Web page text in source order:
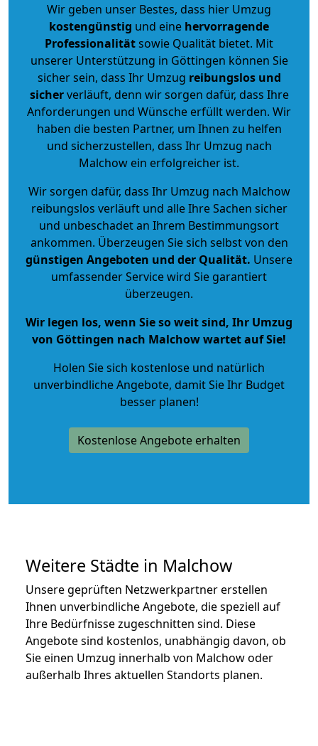
Wir geben unser Bestes, dass hier Umzug
kostengünstig und eine hervorragende
Professionalitätsowie Qualität bietet. Mit
unserer Unterstützung in Göttingen können Sie
sicher sein, dass Ihr Umzug reibungslos und
sicherverläuft, denn wir sorgen dafür, dass Ihre
Anforderungen und Wünsche erfüllt werden. Wir
haben die besten Partner, um Ihnen zu helfen
und sicherzustellen, dass Ihr Umzug nach
Malchow ein erfolgreicher ist.
Wir sorgen dafür, dass Ihr Umzug nach Malchow
reibungslos verläuft und alle Ihre Sachen sicher
und unbeschadet an Ihrem Bestimmungsort
ankommen. Überzeugen Sie sich selbst von den
günstigen Angeboten und der Qualität. Unsere
umfassender Service wird Sie garantiert
überzeugen.
Wir legen los, wenn Sie so weit sind, Ihr Umzug
von Göttingen nach Malchow wartet auf Sie!
Holen Sie sich kostenlose und natürlich
unverbindliche Angebote, damit Sie Ihr Budget
besser planen!
Kostenlose Angebote erhalten
Weitere Städte in Malchow
Unsere geprüften Netzwerkpartner erstellen
Ihnen unverbindliche Angebote, die speziell auf
Ihre Bedürfnisse zugeschnitten sind. Diese
Angebote sind kostenlos, unabhängig davon, ob
Sie einen Umzug innerhalb von Malchow oder
außerhalb Ihres aktuellen Standorts planen.